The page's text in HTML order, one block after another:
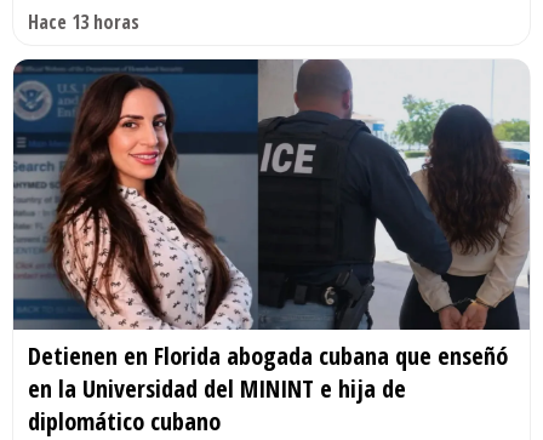
Hace 13 horas
Detienen en Florida abogada cubana que enseñó
en la Universidad del MININT e hija de
diplomático cubano